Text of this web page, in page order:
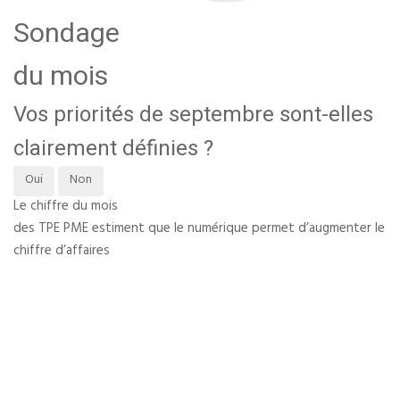
Sondage
du mois
Vos priorités de septembre sont-elles
clairement définies ?
Oui Non
Le chiffre du mois
des TPE PME estiment que le numérique permet d’augmenter le
chiffre d’affaires